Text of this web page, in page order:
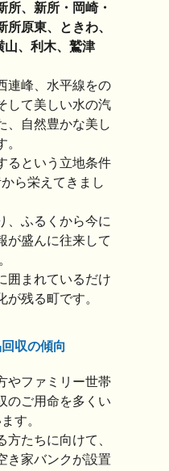
所、新所・岡崎・
原東、ときわ、
山、利木、鷲津
連峰、水平線をの
して美しい水の汽
、自然豊かな美し
。
るという立地条件
ら栄えてきまし
、ふるくから今に
が盛んに往来して
囲まれているだけ
が残る町です。
収の傾向
やファミリー世帯
のご用命を多くい
す。
たちに向けて、
き家バンクが設置